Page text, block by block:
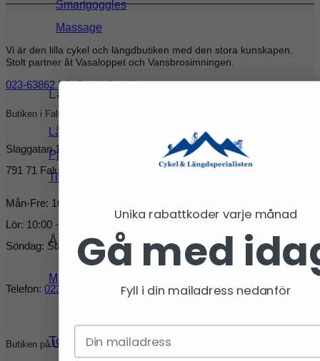
Smartgoggles
Massage
Långfärdsåkning
Långfärdsskridskor
Pjäxor
Tillbehör
Återhämning & energi
Mat & energi
Topptur
Vi är den lilla cykel och längdbutiken med den stora kunskapen.
Stolt partner åt Vasaloppet och Vansbrosimningen.
023-63862 info@cykellangd.se
Butiken i Falun
Slaggatan 11
791 71 Falun
Mån-Fre: 10:00 - 18:00
Lör: 10:00 - 15:00
Söndag: Stängt
Telefon: 023-63862
Butiken på Lugnet
Unika rabattkoder varje månad
Gå med
Fyll i din mailadress nedanför